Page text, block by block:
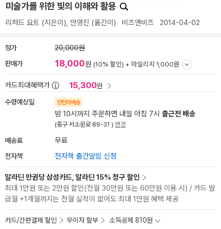
미술가를 위한 빛의 이해와 활용
리처드 요트 (지은이), 안영진 (옮긴이) 비즈앤비즈 2014-04-02
정가 20,000원
판매가 18,000원 (10% 할인) + 마일리지 1,000원
카드최대혜택가 15,300원
수령예상일 양탄자배송
밤 10시까지 주문하면 내일 아침 7시 출근전 배송
(중구 서소문로 89-31 ) 변경
배송료 무료
전자책 전자책 출간알림 신청
알라딘 만권당 삼성카드, 알라딘 15% 청구 할인
최대 1만원 또는 2만원 할인(전월 30만원 또는 60만원 이용 시) / 카드 발
급월 +1개월까지는 전월 실적이 없어도 최대 1만원 혜택 제공
카드/간편결제 할인 무이자 할부 소득공제 810원